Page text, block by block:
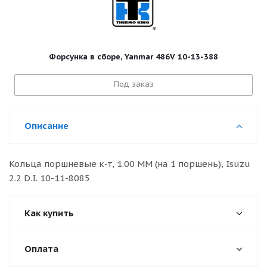
Форсунка в сборе, Yanmar 486V 10-13-388
Под заказ
Описание
Кольца поршневые к-т, 1.00 MM (на 1 поршень), Isuzu
2.2 D.I. 10-11-8085
Как купить
Оплата